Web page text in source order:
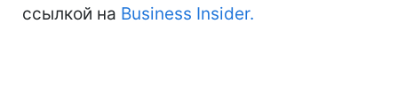
ссылкой на Business Insider.